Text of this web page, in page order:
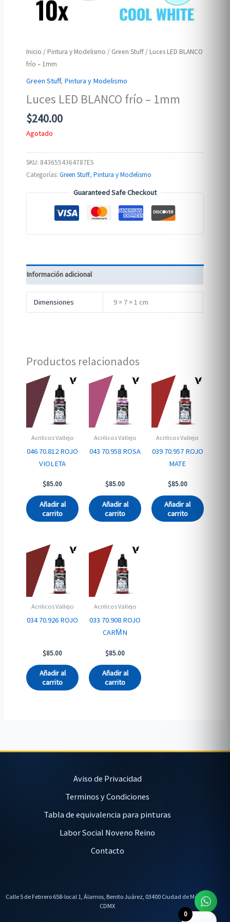
Inicio / Pintura y Modelismo / Green Stuff / Luces LED BLANCO
frío – 1mm
Green Stuff, Pintura y Modelismo
Luces LED BLANCO frío – 1mm
$240.00
Agotado
SKU: 8436554364787ES
Categorías:Green Stuff,Pintura y Modelismo
Guaranteed Safe Checkout
Información adicional
Dimensiones 9 × 7 × 1 cm
Productos relacionados
Acrilicos Vallejo
046 70.812 ROJO
VIOLETA
$85.00
Añadir al
carrito
Acrilicos Vallejo
043 70.958 ROSA
$85.00
Añadir al
carrito
Acrilicos Vallejo
039 70.957 ROJO
MATE
$85.00
Añadir al
carrito
Acrilicos Vallejo
034 70.926 ROJO
$85.00
Añadir al
carrito
Acrilicos Vallejo
033 70.908 ROJO
CARM̍N
$85.00
Añadir al
carrito
Aviso de Privacidad
Terminos y Condiciones
Tabla de equivalencia para pinturas
Labor Social Noveno Reino
Contacto
Calle 5 de Febrero 658-local 1, Álamos, Benito Juárez, 03400 Ciudad de México,
CDMX
0